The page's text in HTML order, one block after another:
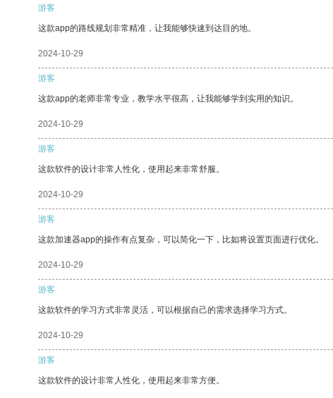
游客
这款app的路线规划非常精准，让我能够快速到达目的地。
2024-10-29
游客
这款app的老师非常专业，教学水平很高，让我能够学到实用的知识。
2024-10-29
游客
这款软件的设计非常人性化，使用起来非常舒服。
2024-10-29
游客
这款加速器app的操作有点复杂，可以简化一下，比如将设置页面进行优化。
2024-10-29
游客
这款软件的学习方式非常灵活，可以根据自己的需求选择学习方式。
2024-10-29
游客
这款软件的设计非常人性化，使用起来非常方便。